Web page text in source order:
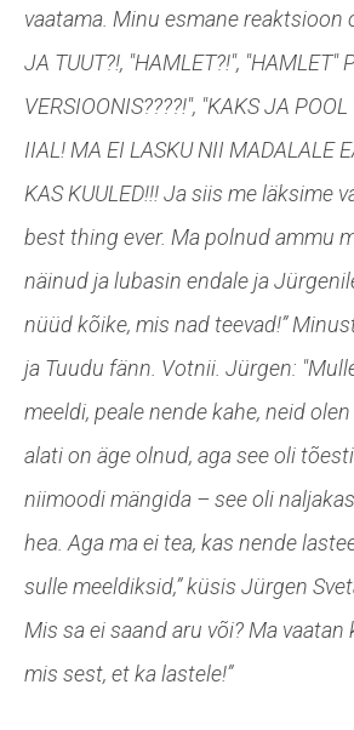
vaatama. Minu esmane reaktsioon
JA TUUT?!, "HAMLET?!", "HAMLET"
VERSIOONIS????!", "KAKS JA POOL
IIAL! MA EI LASKU NII MADALALE
KAS KUULED!!! Ja siis me läksime
best thing ever. Ma polnud ammu
näinud ja lubasin endale ja
nüüd kõike, mis nad teevad!”
ja Tuudu fänn. Votnii. Jürgen:
meeldi, peale nende kahe, neid
alati on äge olnud, aga see oli
niimoodi mängida – see oli
hea. Aga ma ei tea, kas nende
sulle meeldiksid,” küsis Jürgen
Mis sa ei saand aru või? Ma vaatan
mis sest, et ka lastele!”